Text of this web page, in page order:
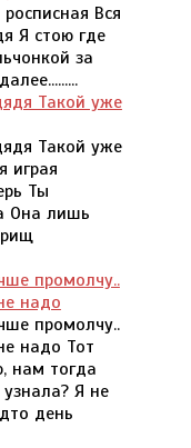
Вся
Я стою где
за
Такой уже
Такой уже
играя
Ты
Она лишь
промолчу..
надо
промолчу..
надо Тот
нам тогда
Я не
день